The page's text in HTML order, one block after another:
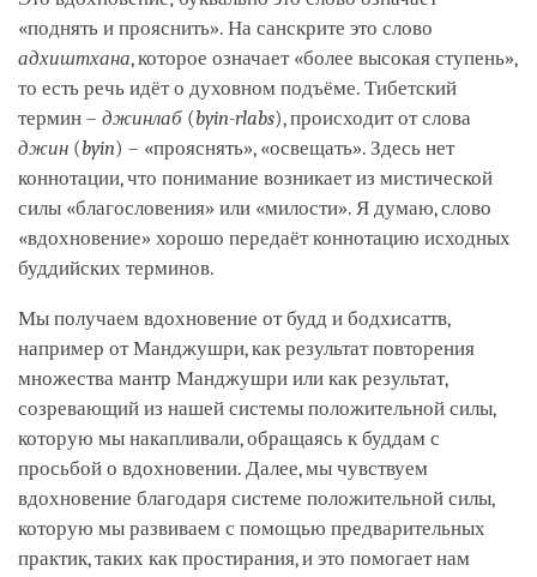
«поднять и прояснить». На санскрите это слово
адхиштхана, которое означает «более высокая ступень»,
то есть речь идёт о духовном подъёме. Тибетский
термин – джинлаб (byin-rlabs), происходит от слова
джин (byin) – «прояснять», «освещать». Здесь нет
коннотации, что понимание возникает из мистической
силы «благословения» или «милости». Я думаю, слово
«вдохновение» хорошо передаёт коннотацию исходных
буддийских терминов.
Мы получаем вдохновение от будд и бодхисаттв,
например от Манджушри, как результат повторения
множества мантр Манджушри или как результат,
созревающий из нашей системы положительной силы,
которую мы накапливали, обращаясь к буддам с
просьбой о вдохновении. Далее, мы чувствуем
вдохновение благодаря системе положительной силы,
которую мы развиваем с помощью предварительных
практик, таких как простирания, и это помогает нам